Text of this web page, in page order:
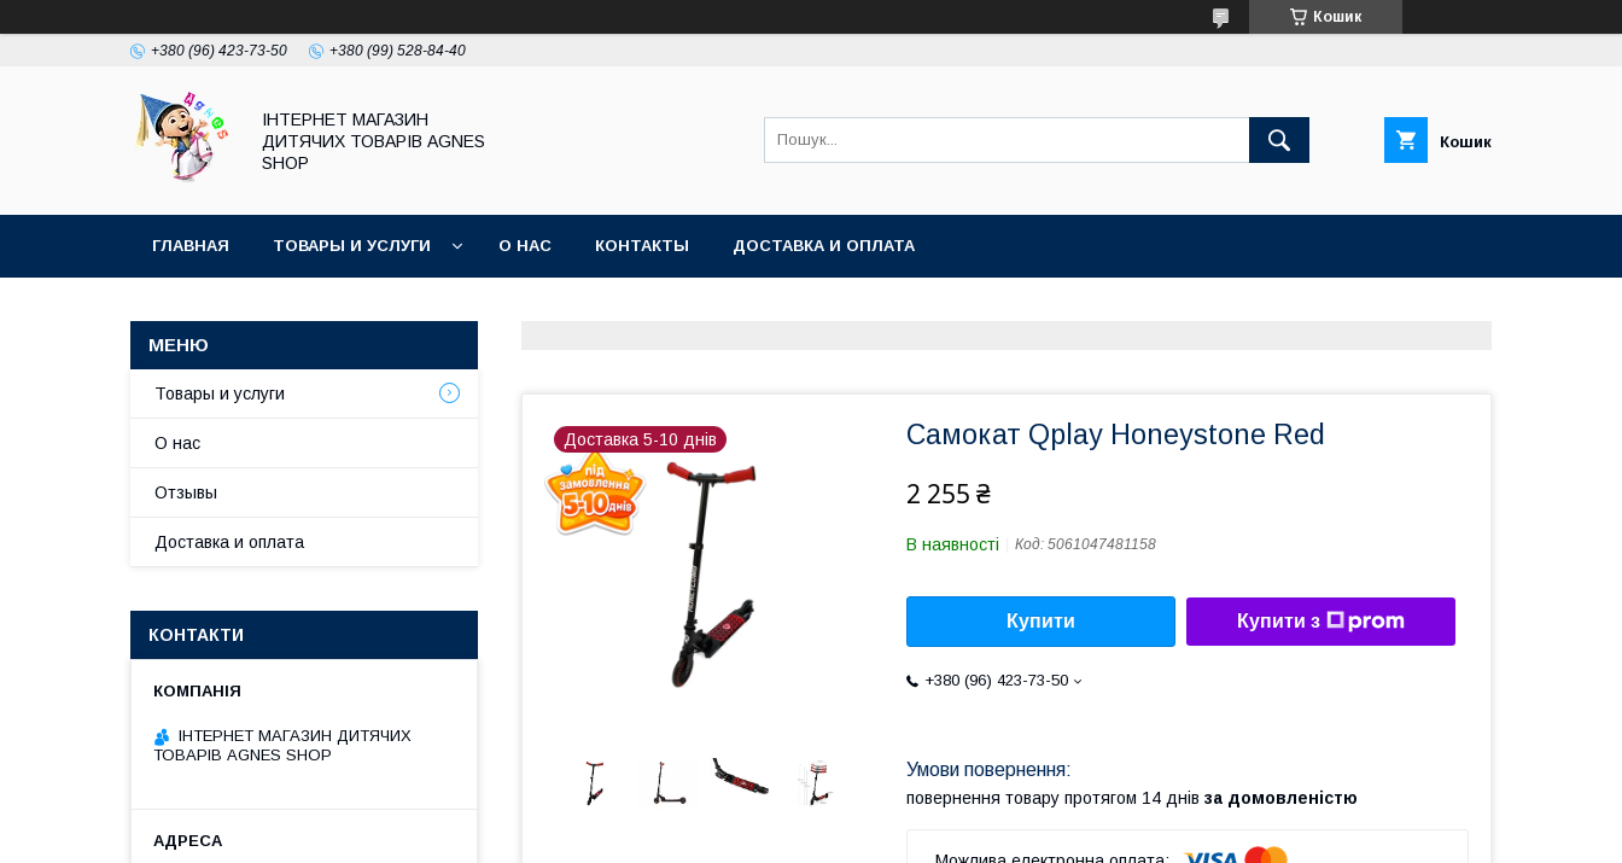
Кошик
+380 (96) 423-73-50 +380 (99) 528-84-40
ІНТЕРНЕТ МАГАЗИН
ДИТЯЧИХ ТОВАРІВ AGNES
SHOP
Кошик
ГЛАВНАЯ ТОВАРЫ И УСЛУГИ О НАС КОНТАКТЫ ДОСТАВКА И ОПЛАТА
Доставка 5-10 днів Самокат Qplay Honeystone Red
2 255 ₴
В наявності Код: 5061047481158
Купити Купити з
+380 (96) 423-73-50
повернення товару протягом 14 днів за домовленістю
Товары и услуги
О нас
Отзывы
Доставка и оплата
КОНТАКТИ
ІНТЕРНЕТ МАГАЗИН ДИТЯЧИХ
ТОВАРІВ AGNES SHOP